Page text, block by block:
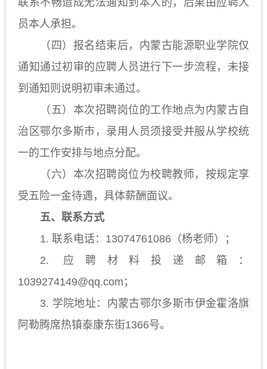
联系不畅造成无法通知到本人的，后果由应聘人
员本人承担。
（四）报名结束后，内蒙古能源职业学院仅
通知通过初审的应聘人员进行下一步流程，未接
到通知则说明初审未通过。
（五）本次招聘岗位的工作地点为内蒙古自
治区鄂尔多斯市，录用人员须接受并服从学校统
一的工作安排与地点分配。
（六）本次招聘岗位为校聘教师，按规定享
受五险一金待遇，具体薪酬面议。
五、联系方式
1.联系电话： 13074761086（杨老师）；
2. 应聘材料投递邮箱：
1039274149@qq.com；
3. 学院地址：内蒙古鄂尔多斯市伊金霍洛旗
阿勒腾席热镇泰康东街1366号。